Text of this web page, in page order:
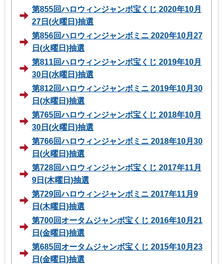
第855回ハロウィンジャンボ宝くじ 2020年10月
27日(火曜日)抽選
第856回ハロウィンジャンボミニ 2020年10月27
日(火曜日)抽選
第811回ハロウィンジャンボ宝くじ 2019年10月
30日(水曜日)抽選
第812回ハロウィンジャンボミニ 2019年10月30
日(水曜日)抽選
第765回ハロウィンジャンボ宝くじ 2018年10月
30日(火曜日)抽選
第766回ハロウィンジャンボミニ 2018年10月30
日(火曜日)抽選
第728回ハロウィンジャンボ宝くじ 2017年11月
9日(木曜日)抽選
第729回ハロウィンジャンボミニ 2017年11月9
日(木曜日)抽選
第700回オータムジャンボ宝くじ 2016年10月21
日(金曜日)抽選
第685回オータムジャンボ宝くじ 2015年10月23
日(金曜日)抽選